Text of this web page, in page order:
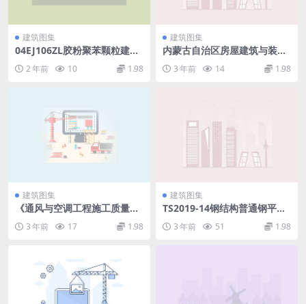
建筑图集
04EJ106ZL胶粉聚苯颗粒建筑
保温隔热材料外墙保温构造
(一).rar
2 年前 10 1.98
建筑图集
内蒙古自治区房屋建筑与装饰
3 年前 14 1.98
建筑图集
《通风与空调工程施工质量验
指南（完整版）.pdf
3 年前 17 1.98
建筑图集
TS2019-14钢结构普通钢平台
3 年前 51 1.98